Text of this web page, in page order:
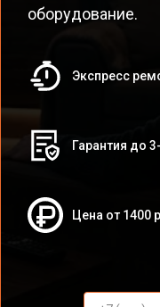
оборудование.
Экспресс
Гарантия до
Цена от 1400